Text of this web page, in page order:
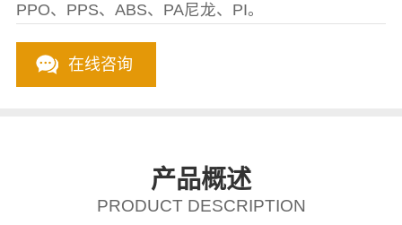
PPO、PPS、ABS、PA尼龙、PI。
在线咨询
产品概述
PRODUCT DESCRIPTION